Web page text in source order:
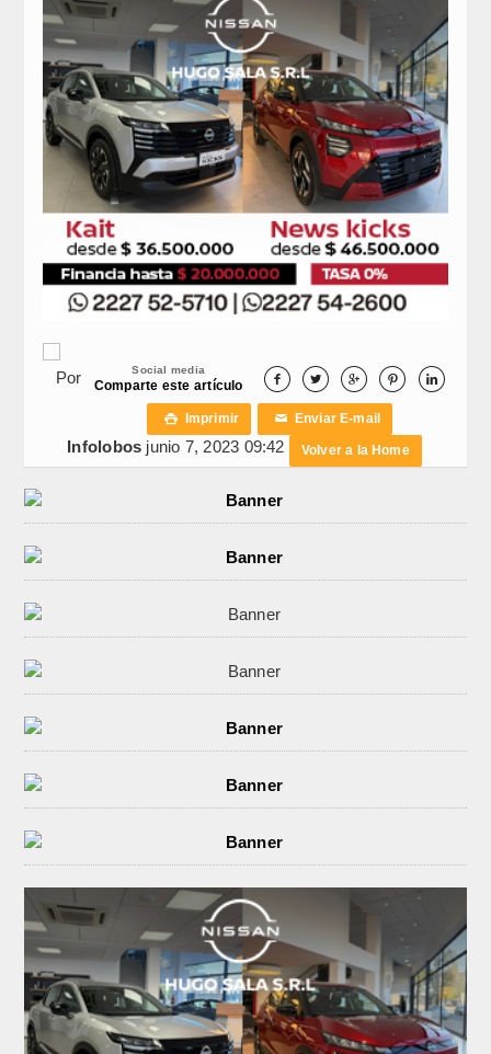
Social media
Comparte este artículo     
 Imprimir ✉ Enviar E-mail
Por
Infolobos junio 7, 2023 09:42 Volver a la Home